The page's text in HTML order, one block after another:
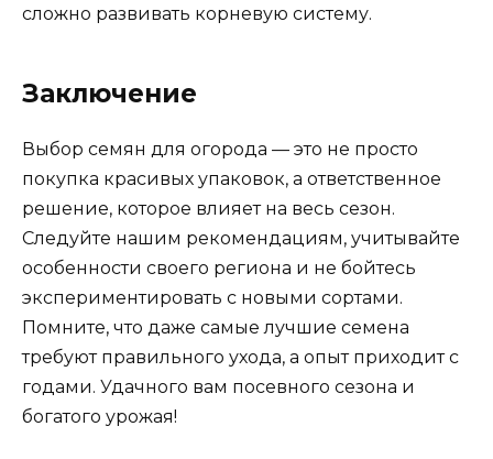
сложно развивать корневую систему.
Заключение
Выбор семян для огорода — это не просто
покупка красивых упаковок, а ответственное
решение, которое влияет на весь сезон.
Следуйте нашим рекомендациям, учитывайте
особенности своего региона и не бойтесь
экспериментировать с новыми сортами.
Помните, что даже самые лучшие семена
требуют правильного ухода, а опыт приходит с
годами. Удачного вам посевного сезона и
богатого урожая!